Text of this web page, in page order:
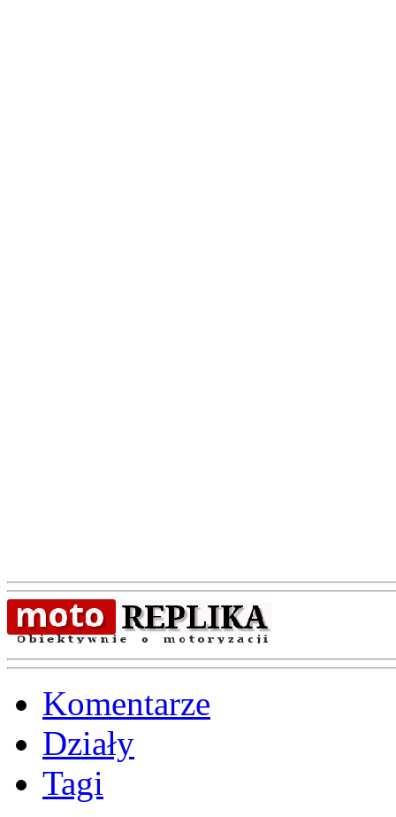
Komentarze
Działy
Tagi